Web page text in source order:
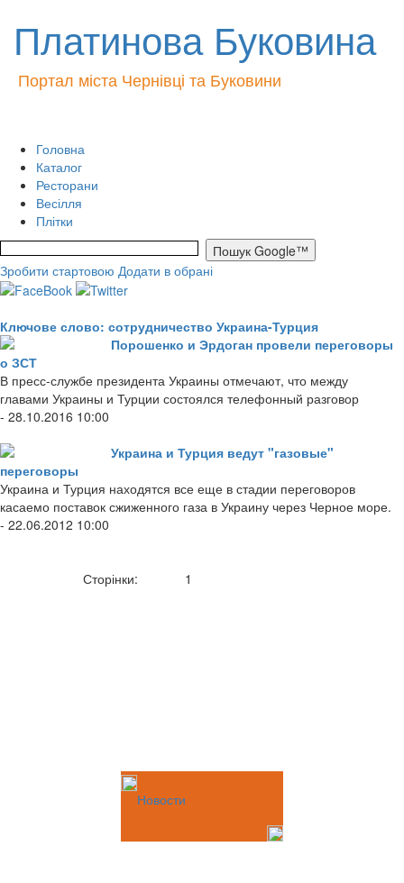
Платинова Буковина
Портал міста Чернівці та Буковини
Головна
Каталог
Ресторани
Весілля
Плітки
Зробити стартовою Додати в обрані
Ключове слово: сотрудничество Украина-Турция
Порошенко и Эрдоган провели переговоры
о ЗСТ
В пресс-службе президента Украины отмечают, что между
главами Украины и Турции состоялся телефонный разговор
- 28.10.2016 10:00
Украина и Турция ведут "газовые"
переговоры
Украина и Турция находятся все еще в стадии переговоров
касаемо поставок сжиженного газа в Украину через Черное море.
- 22.06.2012 10:00
Сторінки: 1
Новости